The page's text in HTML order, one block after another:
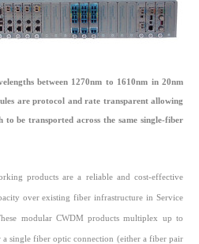
between 1270nm to 1610nm in 20nm
are protocol and rate transparent allowing
to be transported across the same single-fiber
products are a reliable and cost-effective
over existing fiber infrastructure in Service
modular CWDM products multiplex up to
a single fiber optic connection (either a fiber pair